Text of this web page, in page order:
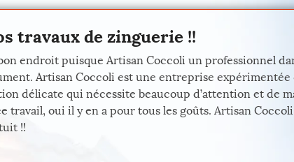
travaux de zinguerie !!
endroit puisque Artisan Coccoli un professionnel
Artisan Coccoli est une entreprise
délicate qui nécessite beaucoup d’attention et de
travail, oui il y en a pour tous les goûts. Artisan
!!